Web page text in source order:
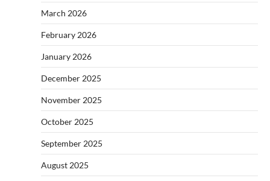
March 2026
February 2026
January 2026
December 2025
November 2025
October 2025
September 2025
August 2025